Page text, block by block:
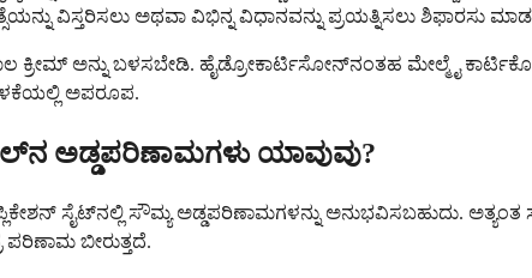
ವಿಸ್ತರಿಸಲು ಅಥವಾ ವಿಭಿನ್ನ ವಿಧಾನವನ್ನು ಪ್ರಯತ್ನಿಸಲು ಶಿಫಾರಸು
ಕ್ರೀಮ್ ಅನ್ನು ಬಳಸಬೇಡಿ. ಹೈಡ್ರೋಕಾರ್ಟಿಸೋನ್‌ನಂತಹ ಮೇಲ್ಮೈ
ಅಪರೂಪ.
ಅಡ್ಡಪರಿಣಾಮಗಳು ಯಾವುವು?
ಸೈಟ್‌ನಲ್ಲಿ ಸೌಮ್ಯ ಅಡ್ಡಪರಿಣಾಮಗಳನ್ನು ಅನುಭವಿಸಬಹುದು. ಅತ್ಯಂತ
ಪರಿಣಾಮ ಬೀರುತ್ತದೆ.